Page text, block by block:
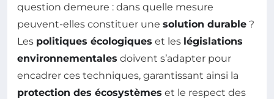
question demeure : dans quelle mesure
peuvent-elles constituer une solution durable ?
Les politiques écologiques et les législations
environnementales doivent s’adapter pour
encadrer ces techniques, garantissant ainsi la
protection des écosystèmes et le respect des